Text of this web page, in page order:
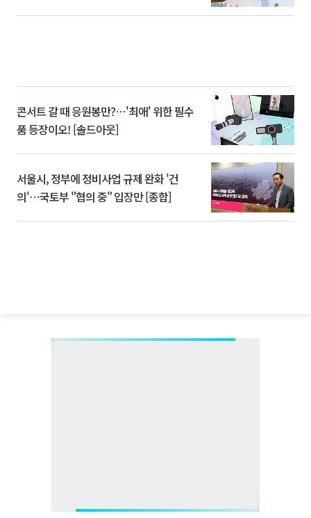
콘서트 갈 때 응원봉만?⋯'최애' 위한 필수
품 등장이오! [솔드아웃]
서울시, 정부에 정비사업 규제 완화 '건
의'⋯국토부 "협의 중" 입장만 [종합]